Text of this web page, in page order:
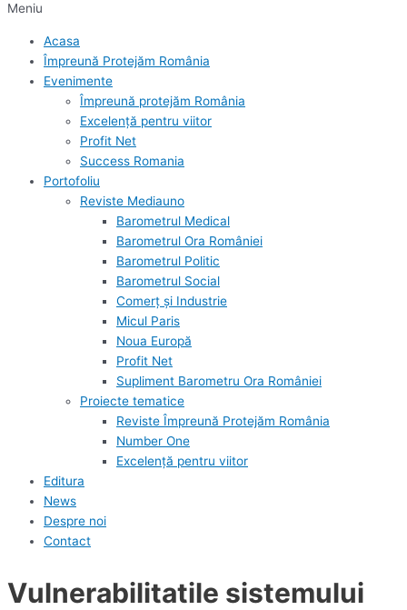
Meniu
Acasa
Împreună Protejăm România
Evenimente
Împreună protejăm România
Excelență pentru viitor
Profit Net
Success Romania
Portofoliu
Reviste Mediauno
Barometrul Medical
Barometrul Ora României
Barometrul Politic
Barometrul Social
Comerț și Industrie
Micul Paris
Noua Europă
Profit Net
Supliment Barometru Ora României
Proiecte tematice
Reviste Împreună Protejăm România
Number One
Excelență pentru viitor
Editura
News
Despre noi
Contact
Vulnerabilitatile sistemului